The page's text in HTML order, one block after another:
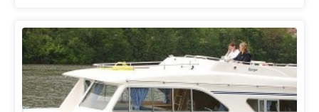
Angebote
Cahors
von
sowohl